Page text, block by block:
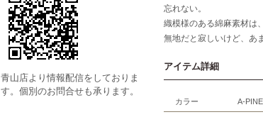
忘れない。
織模様のある綿麻素材は
無地だと寂しいけど、あ
アイテム詳細
カラー A-
青山店より情報配信をしておりま
す。個別のお問合せも承ります。